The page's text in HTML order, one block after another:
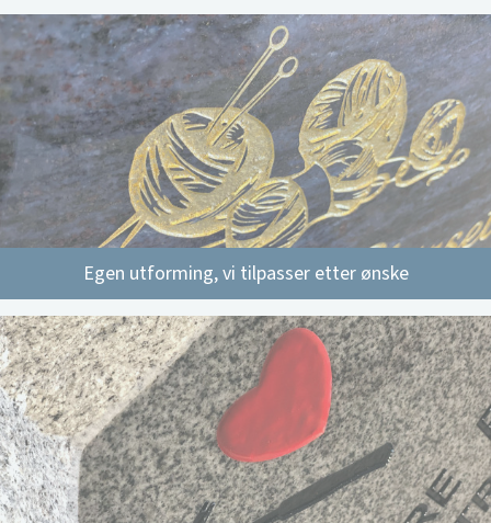
Egen utforming, vi tilpasser etter ønske